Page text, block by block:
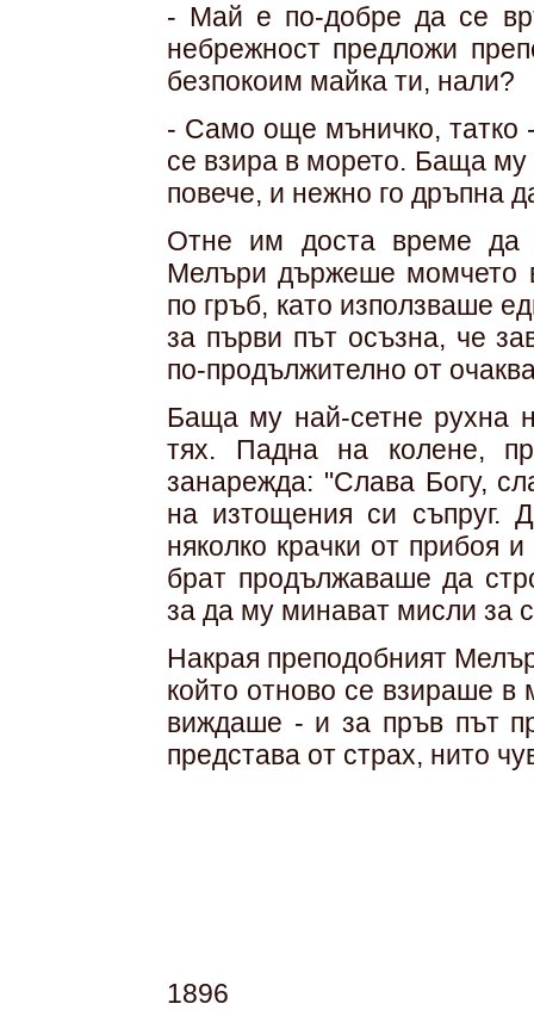
- Май е по-добре да се
небрежност предложи
безпокоим майка ти, нали?
- Само още мъничко,
се взира в морето. Баща му
повече, и нежно го дръпна
Отне им доста време да
Мелъри държеше момчето
по гръб, като използваше
за първи път осъзна, че
по-продължително от
Баща му най-сетне рухна
тях. Падна на колене,
занарежда: "Слава Богу,
на изтощения си съпруг.
няколко крачки от прибоя
брат продължаваше да
за да му минават мисли за
Накрая преподобният
който отново се взираше в
виждаше - и за пръв път
представа от страх, нито
1896